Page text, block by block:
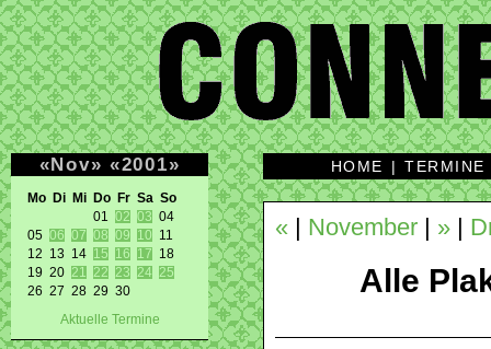
«Nov» «2001»
Mo Di Mi Do Fr Sa So
01 02 03 04
05 06 07 08 09 10 11
12 13 14 15 16 17 18
19 20 21 22 23 24
25
26 27 28 29 30
Aktuelle Termine
HOME |TERMINE
« November »
Alle